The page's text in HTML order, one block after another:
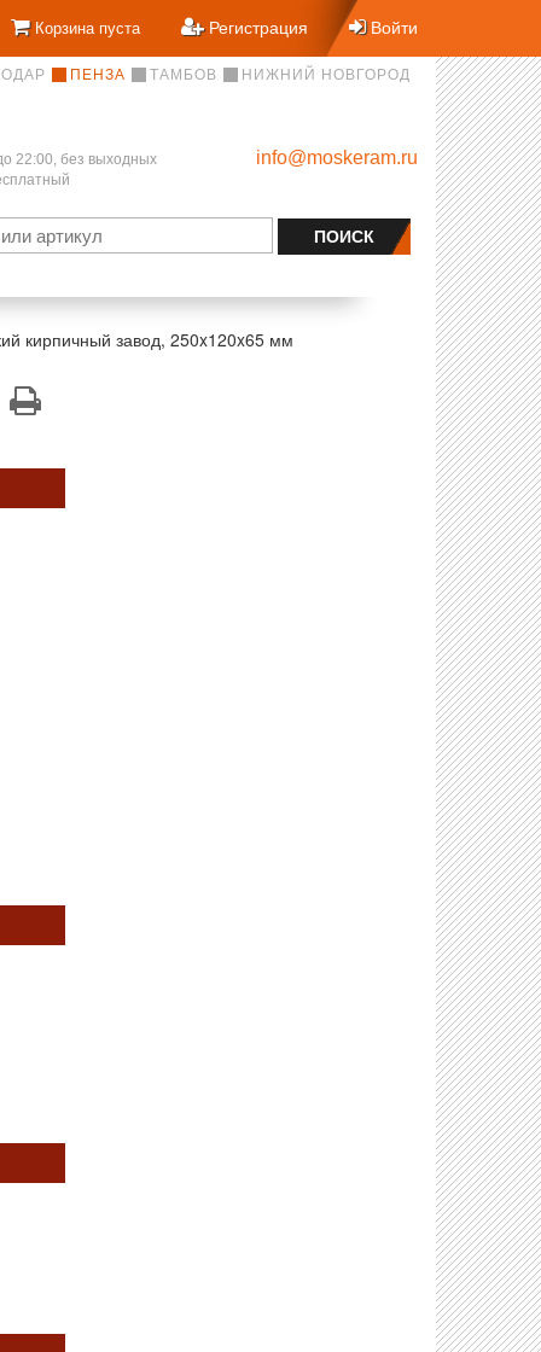
Корзина пуста Регистрация Войти
ПЕНЗА ТАМБОВ НИЖНИЙ НОВГОРОД
22:00, без выходных
info@moskeram.ru
кирпичный завод, 250x120x65 мм